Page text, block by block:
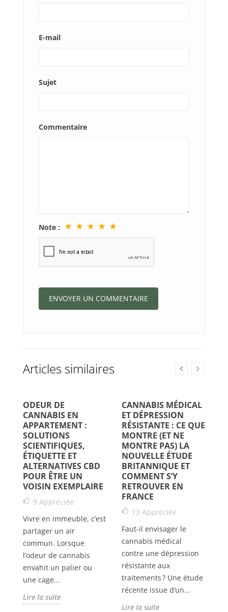
E-mail
Sujet
Commentaire
Note : ★ ★ ★ ★ ★
Articles similaires
ODEUR DE
CANNABIS EN
APPARTEMENT :
SOLUTIONS
SCIENTIFIQUES,
ÉTIQUETTE ET
ALTERNATIVES CBD
POUR ÊTRE UN
VOISIN EXEMPLAIRE
9 Appréciée
Vivre en immeuble, c’est
partager un air
commun. Lorsque
l’odeur de cannabis
envahit un palier ou
une cage...
Lire la suite
CANNABIS MÉDICAL
ET DÉPRESSION
RÉSISTANTE : CE QUE
MONTRE (ET NE
MONTRE PAS) LA
NOUVELLE ÉTUDE
BRITANNIQUE ET
COMMENT S’Y
RETROUVER EN
FRANCE
13 Appréciée
Faut-il envisager le
cannabis médical
contre une dépression
résistante aux
traitements ? Une étude
récente issue d’un...
Lire la suite